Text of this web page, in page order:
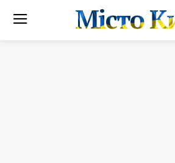
Місто